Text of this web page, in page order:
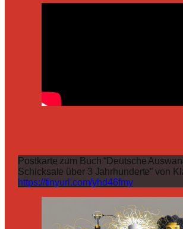
Postkarte zum Buch “Deutsche
Schicksale über 3 Jahrhunderte” von
https://tinyurl.com/yhd46fmy